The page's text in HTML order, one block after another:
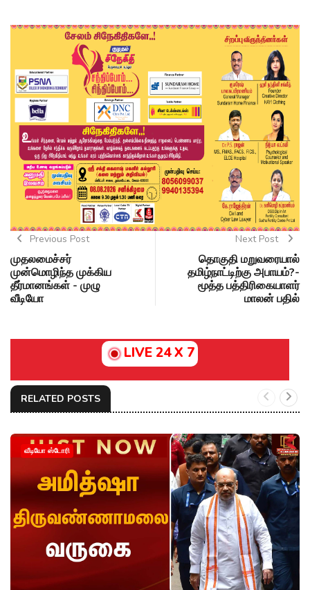
Previous Post
முதலமைச்சர்
முன்மொழிந்த முக்கிய
தீர்மானங்கள் - முழு
வீடியோ
Next Post
தொகுதி மறுவரையால்
தமிழ்நாட்டிற்கு அபாயம்?-
மூத்த பத்திரிகையாளர்
மாலன் பதில்
LIVE 24 X 7
RELATED POSTS
வீடியோ ஸ்டோரி